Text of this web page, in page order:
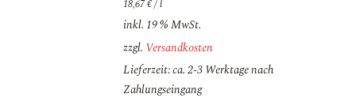
18,67€/l
inkl. 19 % MwSt.
zzgl. Versandkosten
Lieferzeit: ca. 2-3 Werktage nach
Zahlungseingang